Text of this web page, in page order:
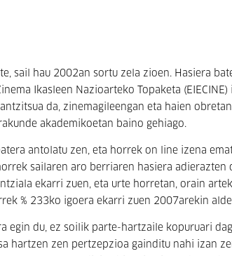
sail hau 2002an sortu zela zioen. Hasiera
Ikasleen Nazioarteko Topaketa
da, zinemagileengan eta haien
akademikoetan baino gehiago.
antolatu zen, eta horrek on line izena
sailaren aro berriaren hasiera
ekarri zuen, eta urte horretan, orain
% 233ko igoera ekarri zuen 2007arekin
egin du, ez soilik parte-hartzaile kopuruari
hartzen zen pertzepzioa gainditu nahi izan